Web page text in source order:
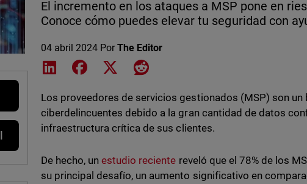
El incremento en los ataques a MSP pone en
Conoce cómo puedes elevar tu seguridad con
04 abril 2024 PorThe Editor
Share on LinkedIn
Share on Facebook
Share on XShare on Reddit
Los proveedores de servicios gestionados (MSP) son
ciberdelincuentes debido a la gran cantidad de datos
infraestructura crítica de sus clientes.
De hecho, unestudio reciente reveló que el 78% de los
su principal desafío, un aumento significativo en